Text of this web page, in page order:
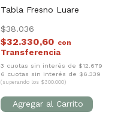
Tabla Fresno Luare
$38.036
$32.330,60 con
3 cuotas sin interés de $12.679
6 cuotas sin interés de $6.339
(superando los $300.000)